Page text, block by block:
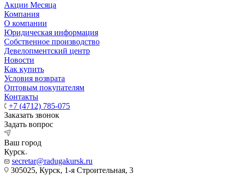
Акции Месяца
Компания
О компании
Юридическая информация
Собственное производство
Девелопментский центр
Новости
Как купить
Условия возврата
Оптовым покупателям
Контакты
+7 (4712) 785-075
Заказать звонок
Задать вопрос
Ваш город
Курск
secretar@radugakursk.ru
305025, Курск, 1-я Строительная, 3